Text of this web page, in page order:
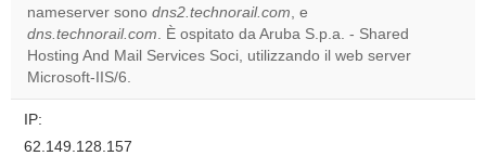
Do you
own this
website?
nameserver sono dns2.technorail.com, e
dns.technorail.com. È ospitato da Aruba S.p.a. - Shared
Hosting And Mail Services Soci, utilizzando il web server
Microsoft-IIS/6.
IP:
62.149.128.157